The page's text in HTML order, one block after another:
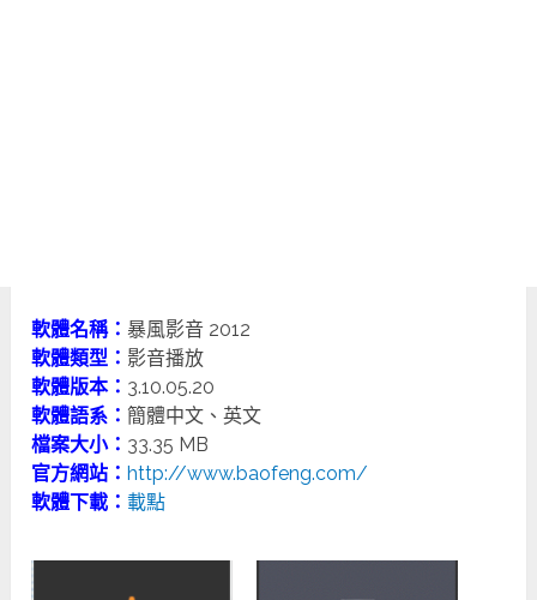
軟體名稱：暴風影音 2012
軟體類型： 影音播放
軟體版本： 3.10.05.20
軟體語系： 簡體中文、英文
檔案大小： 33.35 MB
官方網站： http://www.baofeng.com/
軟體下載：載點